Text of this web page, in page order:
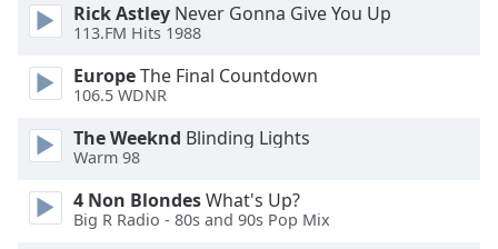
Text
Background
Color
Opacity
Caption
Area
Rick Astley Never Gonna Give You Up
113.FM Hits 1988
EuropeThe Final Countdown
106.5 WDNR
The Weeknd Blinding Lights
Warm 98
4 Non BlondesWhat's Up?
Big R Radio - 80s and 90s Pop Mix